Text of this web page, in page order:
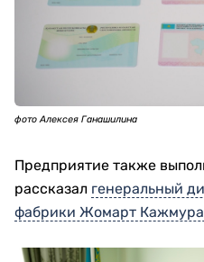
фото Алексея Ганашилина
Предприятие также
рассказал генеральный
фабрики Жомарт